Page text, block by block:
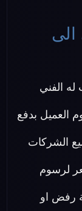
الى
له الفني
العميل بدفع
الشركات
لرسوم
رفض او